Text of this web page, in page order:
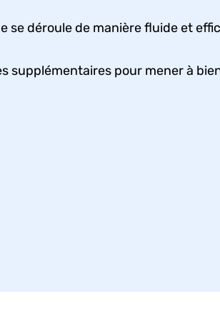
déroule de manière fluide et
pour mener à